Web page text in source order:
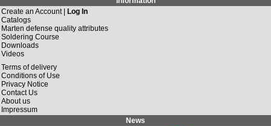
Create an Account | Log In
Catalogs
Marten defense quality attributes
Soldering Course
Downloads
Videos
Terms of delivery
Conditions of Use
Privacy Notice
Contact Us
About us
Impressum
News